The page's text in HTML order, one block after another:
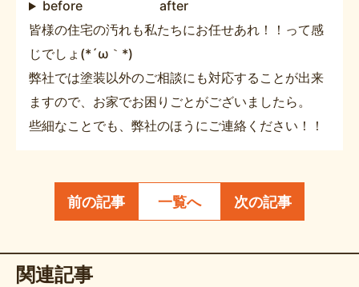
before after
皆様の住宅の汚れも私たちにお任せあれ！！って感
じでしょ(*´ω｀*)
弊社では塗装以外のご相談にも対応することが出来
ますので、お家でお困りごとがございましたら。
些細なことでも、弊社のほうにご連絡ください！！
前の記事 一覧へ 次の記事
関連記事